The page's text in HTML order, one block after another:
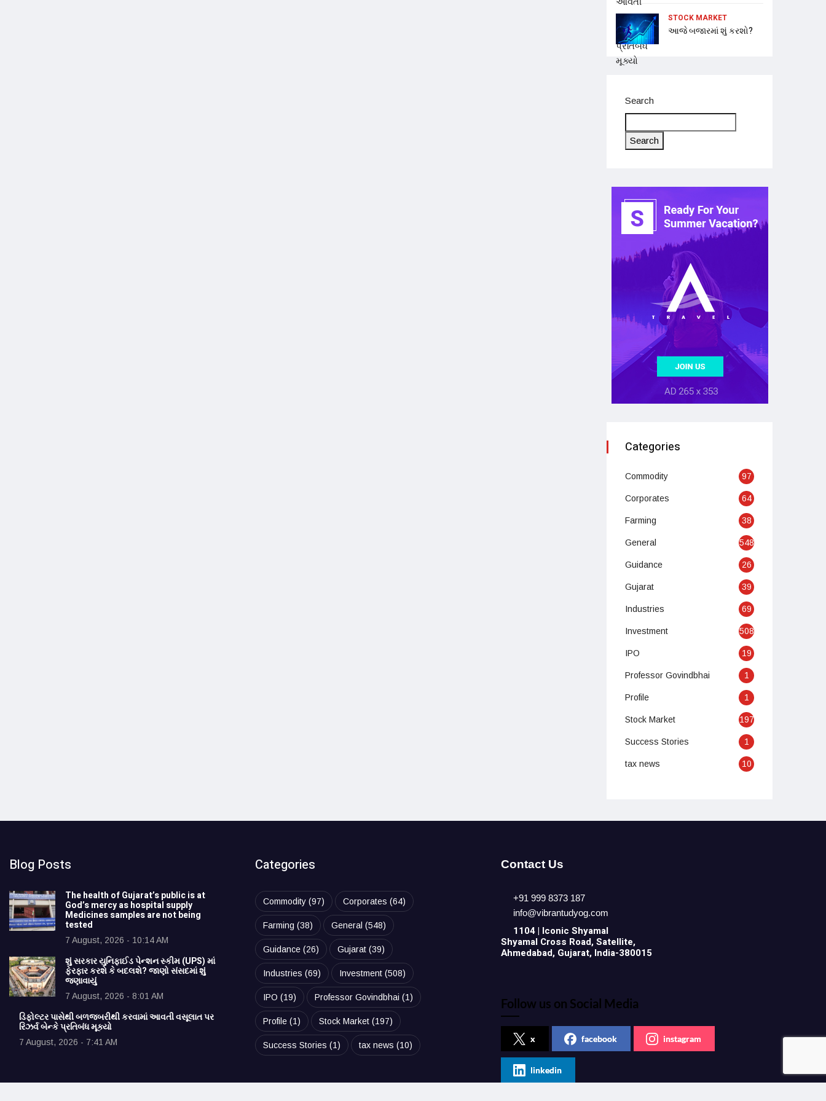
STOCK MARKET
આજે બજારમાં શું કરશો?
Search
Search
Categories
Commodity 97
Corporates 64
Farming 38
General 548
Guidance 26
Gujarat 39
Industries 69
Investment 508
IPO 19
Professor Govindbhai 1
Profile 1
Stock Market 197
Success Stories 1
tax news 10
Blog Posts
The health of Gujarat’s public is at
God’s mercy as hospital supply
Medicines samples are not being
tested
7 August, 2026 - 10:14 AM
શું સરકાર યુનિફાઈડ પેન્શન સ્કીમ (UPS) માં
ફેરફાર કરશે કે બદલશે? જાણો સંસદમાં શું
જણાવાયું
7 August, 2026 - 8:01 AM
ડિફોલ્ટર પાસેથી બળજબરીથી કરવામાં આવતી વસૂલાત પર
રિઝર્વ બેન્કે પ્રતિબંધ મૂક્યો
7 August, 2026 - 7:41 AM
Categories
Commodity(97) Corporates (64)
Farming (38) General (548)
Guidance(26) Gujarat(39)
Industries (69) Investment(508)
IPO (19) Professor Govindbhai (1)
Profile(1) Stock Market(197)
Success Stories (1) tax news (10)
Contact Us
+91 999 8373 187
info@vibrantudyog.com
1104 | Iconic Shyamal
Shyamal Cross Road, Satellite,
Ahmedabad, Gujarat, India-380015
Follow us on Social Media
x facebook instagram
linkedin